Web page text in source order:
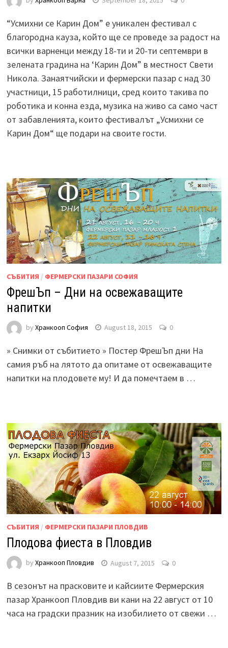
“Усмихни се Карин Дом” е уникален фестивал с
благородна кауза, който ще се проведе за радост на
всички варненци между 18-ти и 20-ти септември в
зелената градина на ‘Карин Дом” в местност Свети
Никола. Занаятчийски и фермерски пазар с над 30
участници, 15 работилници, сред които такива по
роботика и конна езда, музика на живо са само част
от забавленията, които фестивалът „Усмихни се
Карин Дом“ ще подари на своите гости.
СЪБИТИЯ / ФЕРМЕРСКИ ПАЗАРИ СОФИЯ
ФрешЪп – Дни на освежаващите
напитки
by Хранкооп София August 18, 2015 0
» Снимки от събитието » Постер ФрешЪп дни На
самия ръб на лятото да опитаме от освежаващите
напитки на плодовете му! И да помечтаем в …
СЪБИТИЯ / ФЕРМЕРСКИ ПАЗАРИ ПЛОВДИВ
Плодова фиеста в Пловдив
by Хранкооп Пловдив August 7, 2015 0
В сезонът на прасковите и кайсиите Фермерския
пазар Хранкооп Пловдив ви кани на 22 август от 10
часа на градски празник на изобилието от свежи …